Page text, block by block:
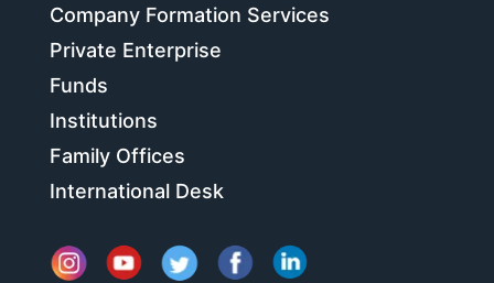
Company Formation Services
Private Enterprise
Funds
Institutions
Family Offices
International Desk